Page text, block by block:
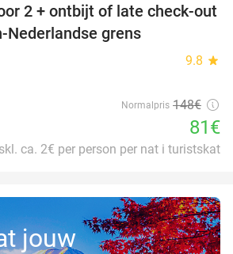
45%
2 + ontbijt of late check-out
Nederlandse grens
9.8 star
Normalpris 148€
81€
ca. 2€ per person per nat i turistskat
jouw